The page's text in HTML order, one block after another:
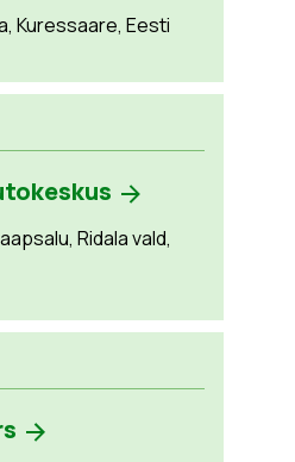
Kuressaare, Eesti
Ridala vald,